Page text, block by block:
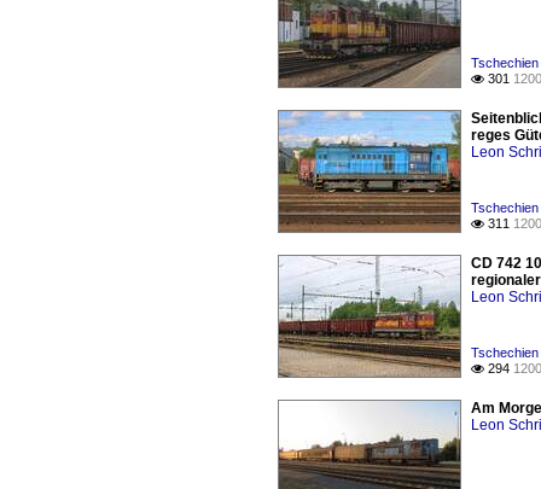
 301
reges
Leon
 311
CD 742
Leon
 294
Am
Leon